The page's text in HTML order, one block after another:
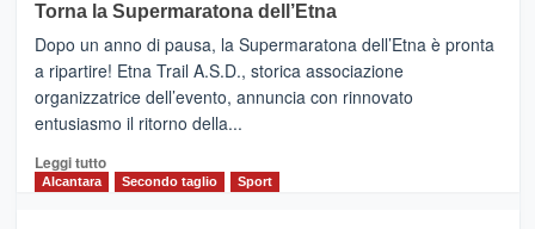
BROOKS
SuperMaratona
dell’Etna,
presentata
2026
Torna la Supermaratona dell’Etna
Dopo un anno di pausa, la Supermaratona dell’Etna è pronta
a ripartire! Etna Trail A.S.D., storica associazione
organizzatrice dell’evento, annuncia con rinnovato
entusiasmo il ritorno della...
Leggi tuttoLeggi
Alcantara Secondo taglio Sport